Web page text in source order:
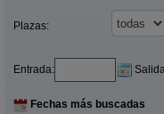
Plazas:
Entrada:
Fechas más buscadas